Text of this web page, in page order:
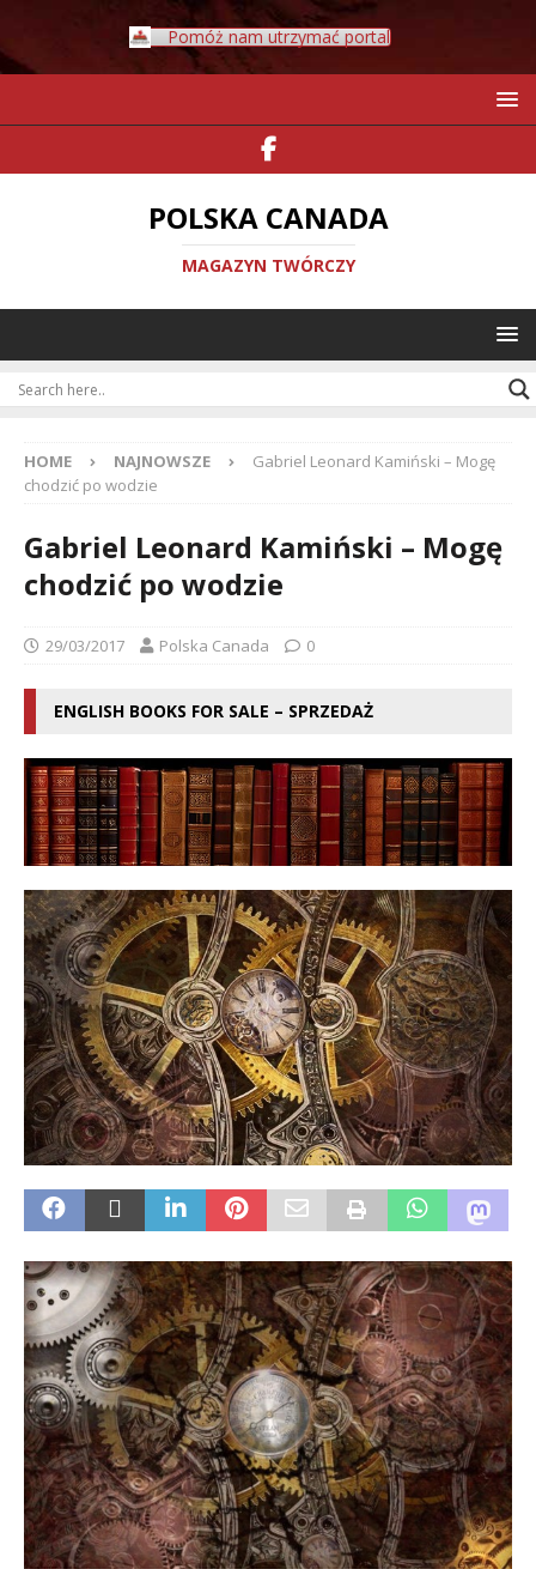
Pomóż nam utrzymać portal
POLSKA CANADA
MAGAZYN TWÓRCZY
HOME NAJNOWSZE
Gabriel Leonard Kamiński – Mogę
chodzić po wodzie
Gabriel Leonard Kamiński – Mogę
chodzić po wodzie
29/03/2017 Polska Canada 0
ENGLISH BOOKS FOR SALE – SPRZEDAŻ